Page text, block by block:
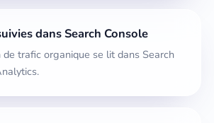
dans Search Console
de trafic organique se lit dans Search